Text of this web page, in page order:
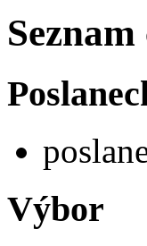
Výbor